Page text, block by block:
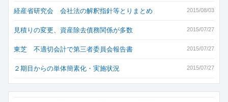
2015/08/03
経産省研究会 会社法の解釈指針等とりまとめ
2015/07/27
見積りの変更、資産除去債務関係が多数
2015/07/27
東芝 不適切会計で第三者委員会報告書
2015/07/27
２期目からの単体簡素化・実施状況